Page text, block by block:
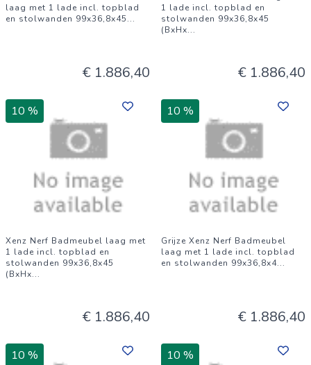
laag met 1 lade incl. topblad
en stolwanden 99x36,8x45...
€ 1.886,40
1 lade incl. topblad en
stolwanden 99x36,8x45
(BxHx...
€ 1.886,40
10 %
Xenz Nerf Badmeubel laag met
1 lade incl. topblad en
stolwanden 99x36,8x45
(BxHx...
€ 1.886,40
10 %
Grijze Xenz Nerf Badmeubel
laag met 1 lade incl. topblad
en stolwanden 99x36,8x4...
€ 1.886,40
10 % 10 %